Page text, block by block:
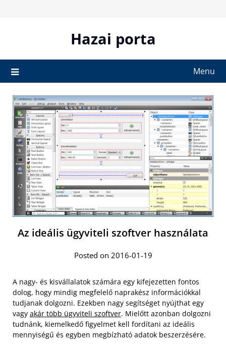
Hazai porta
Menu
Az ideális ügyviteli szoftver használata
Posted on 2016-01-19
A nagy- és kisvállalatok számára egy kifejezetten fontos
dolog, hogy mindig megfelelő naprakész információkkal
tudjanak dolgozni. Ezekben nagy segítséget nyújthat egy
vagy akár több ügyviteli szoftver. Mielőtt azonban dolgozni
tudnánk, kiemelkedő figyelmet kell fordítani az ideális
mennyiségű és egyben megbízható adatok beszerzésére.